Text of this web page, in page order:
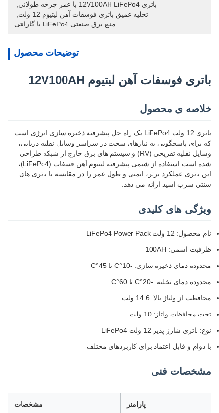
باتری 12V100AH LiFePo4 با عمر چرخه طولانی
تخلیه عمیق باتری فوسفات آهن لیتیوم 12 ولت
منبع برق صنعتی LiFePo4 با گارانتی
توضیحات محصول
باتری فوسفات آهن لیتیوم 12V100AH
خلاصه ی محصول
باتری 12 ولت LiFePo4 یک راه حل پیشرفته ذخیره سازی انرژی است
که برای پاسخگویی به نیازهای سخت در سراسر وسایل نقلیه دریایی،
وسایل نقلیه تفریحی (RV) و سیستم های برق خارج از شبکه طراحی
شده است.استفاده از شیمی پیشرفته لیتیوم آهن فسفات (LiFePo4)،
این باتری عملکرد برتر، ایمنی و طول عمر را در مقایسه با باتری های
سنتی سرب اسید ارائه می دهد.
ویژگی های کلیدی
نام محصول: 12 ولت LiFePo4 Power Pack
ظرفیت اسمی: 100AH
محدوده دمای ذخیره سازی: -10°C تا 45°C
محدوده دمای تخلیه: -20°C تا 60°C
محافظت از ولتاژ بالا: 14.6 ولت
تحت محافظت ولتاژ: 10 ولت
نوع: باتری شارژ پذیر 12 ولت LiFePo4
با دوام و قابل اعتماد برای کاربردهای مختلف
مشخصات فنی
پارامتر مشخصات